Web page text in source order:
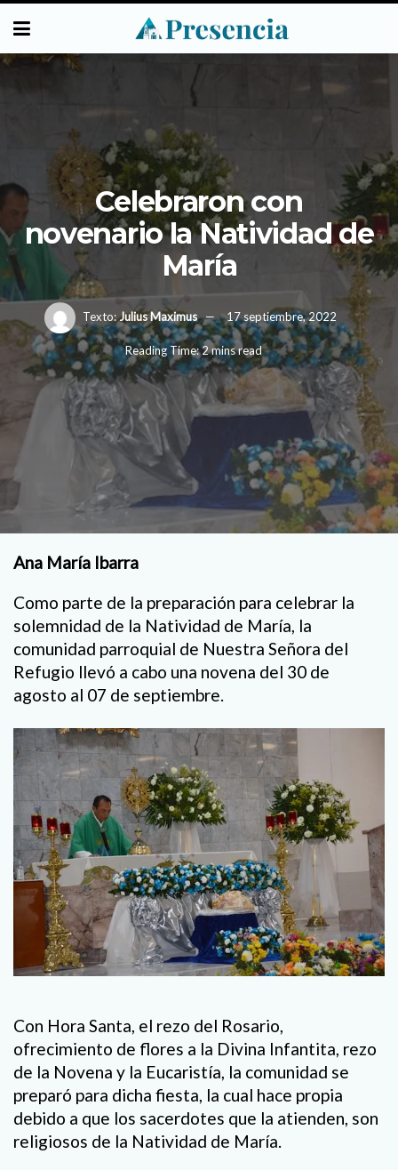
Celebraron con
novenario la Natividad de
María
Texto:Julius Maximus 17 septiembre, 2022
Reading Time: 2 mins read
Ana María Ibarra
Como parte de la preparación para celebrar la
solemnidad de la Natividad de María, la
comunidad parroquial de Nuestra Señora del
Refugio llevó a cabo una novena del 30 de
agosto al 07 de septiembre.
Con Hora Santa, el rezo del Rosario,
ofrecimiento de flores a la Divina Infantita, rezo
de la Novena y la Eucaristía, la comunidad se
preparó para dicha fiesta, la cual hace propia
debido a que los sacerdotes que la atienden, son
religiosos de la Natividad de María.